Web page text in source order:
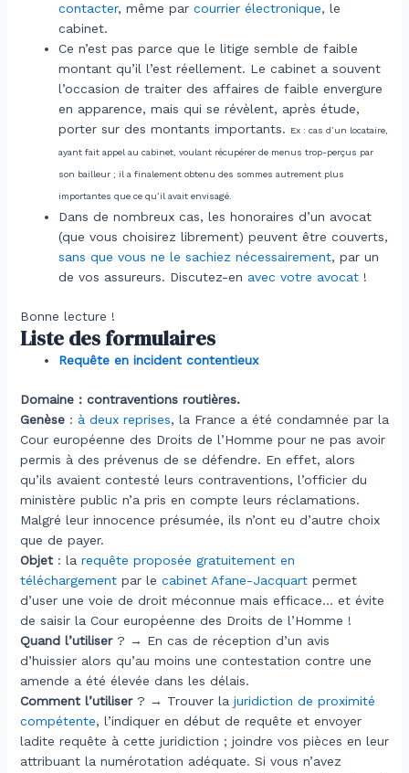
contacter, même par courrier électronique, le
cabinet.
Ce n’est pas parce que le litige semble de faible
montant qu’il l’est réellement. Le cabinet a souvent
l’occasion de traiter des affaires de faible envergure
en apparence, mais qui se révèlent, après étude,
porter sur des montants importants.
Ex : cas d’un locataire,
ayant fait appel au cabinet, voulant récupérer de menus trop-perçus par
son bailleur ; il a finalement obtenu des sommes autrement plus
importantes que ce qu’il avait envisagé.
Dans de nombreux cas, les honoraires d’un avocat
(que vous choisirez librement) peuvent être couverts,
sans que vous ne le sachiez nécessairement, par un
de vos assureurs. Discutez-en avec votre avocat!
Bonne lecture !
Liste des formulaires
Requête en incident contentieux
Domaine : contraventions routières.
Genèse : à deux reprises, la France a été condamnée par la
Cour européenne des Droits de l’Homme pour ne pas avoir
permis à des prévenus de se défendre. En effet, alors
qu’ils avaient contesté leurs contraventions, l’officier du
ministère public n’a pris en compte leurs réclamations.
Malgré leur innocence présumée, ils n’ont eu d’autre choix
que de payer.
Objet : la requête proposée gratuitement en
téléchargementpar le cabinet Afane-Jacquartpermet
d’user une voie de droit méconnue mais efficace… et évite
de saisir la Cour européenne des Droits de l’Homme !
Quand l’utiliser? → En cas de réception d’un avis
d’huissier alors qu’au moins une contestation contre une
amende a été élevée dans les délais.
Comment l’utiliser? → Trouver la juridiction de proximité
compétente, l’indiquer en début de requête et envoyer
ladite requête à cette juridiction ; joindre vos pièces en leur
attribuant la numérotation adéquate. Si vous n’avez